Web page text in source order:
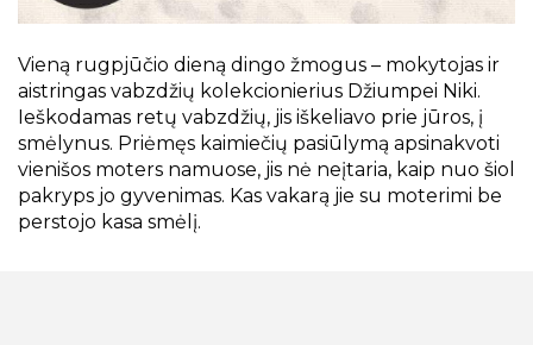
Vieną rugpjūčio dieną dingo žmogus – mokytojas ir
aistringas vabzdžių kolekcionierius Džiumpei Niki.
Ieškodamas retų vabzdžių, jis iškeliavo prie jūros, į
smėlynus. Priėmęs kaimiečių pasiūlymą apsinakvoti
vienišos moters namuose, jis nė neįtaria, kaip nuo šiol
pakryps jo gyvenimas. Kas vakarą jie su moterimi be
perstojo kasa smėlį.